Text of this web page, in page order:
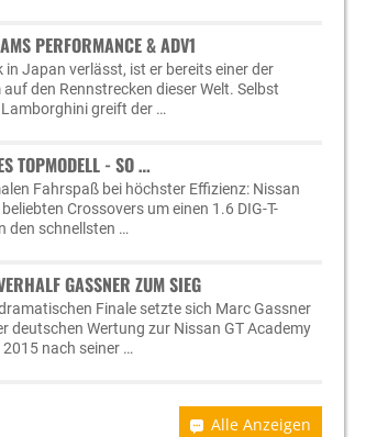
PERFORMANCE & ADV1
in Japan verlässt, ist er bereits einer der
den Rennstrecken dieser Welt. Selbst
greift der …
TOPMODELL - SO …
Fahrspaß bei höchster Effizienz: Nissan
Crossovers um einen 1.6 DIG-T-
den schnellsten …
GASSNER ZUM SIEG
Finale setzte sich Marc Gassner
deutschen Wertung zur Nissan GT Academy
nach seiner …
Alle Anzeigen